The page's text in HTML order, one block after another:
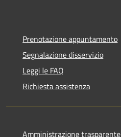
Prenotazione appuntamento
Segnalazione disservizio
Leggi le FAQ
Richiesta assistenza
Amministrazione trasparente